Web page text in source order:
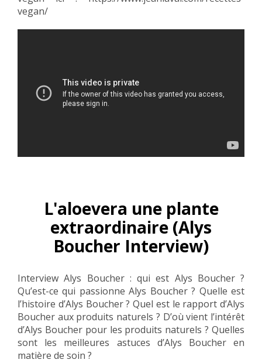
vegan/
L'aloevera une plante
extraordinaire (Alys
Boucher Interview)
Interview Alys Boucher : qui est Alys Boucher ?
Qu’est-ce qui passionne Alys Boucher ? Quelle est
l’histoire d’Alys Boucher ? Quel est le rapport d’Alys
Boucher aux produits naturels ? D’où vient l’intérêt
d’Alys Boucher pour les produits naturels ? Quelles
sont les meilleures astuces d’Alys Boucher en
matière de soin ?